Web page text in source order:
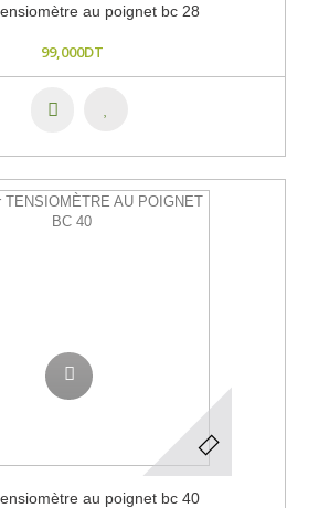
au poignet bc 28
99,000DT
au poignet bc 40